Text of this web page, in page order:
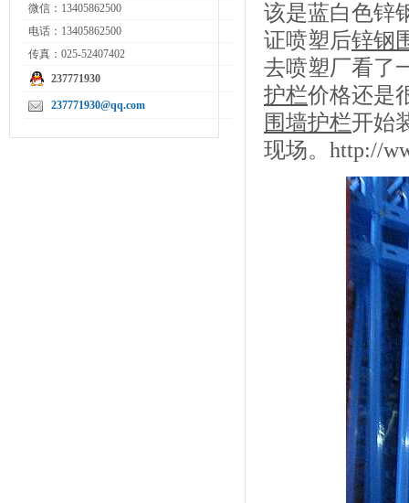
微信：13405862500
电话：13405862500
传真：025-52407402
237771930
237771930@qq.com
该是蓝白色锌
证喷塑后锌钢
去喷塑厂看了
护栏价格还是
围墙护栏开始
现场。http://